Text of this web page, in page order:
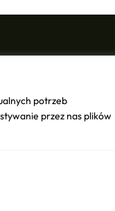
potrzeb
przez nas plików